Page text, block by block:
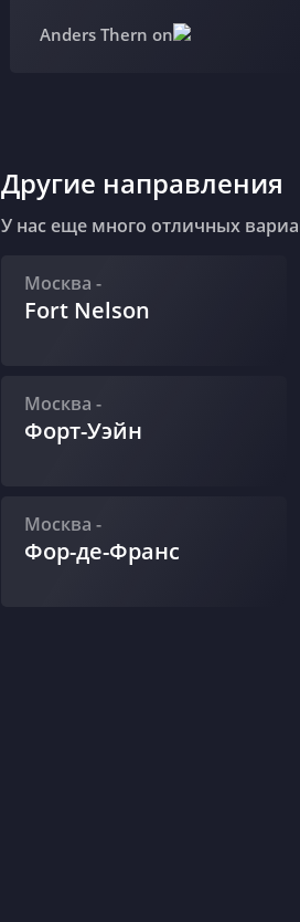
Anders Thern on
Другие направления
У нас еще много отличных
Москва -
Fort Nelson
Москва -
Форт-Уэйн
Москва -
Фор-де-Франс